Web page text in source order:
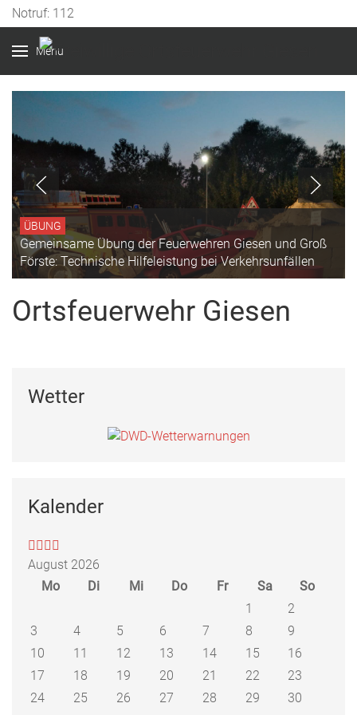
Notruf: 112
Menu
Übung der Feuerwehren Giesen und Groß
Technische Hilfeleistung bei Verkehrsunfällen
Ortsfeuerwehr Giesen
Wetter
Kalender
Jahr
Monat
JahrMonat
August 2026
Mo
Di Mi Do Fr Sa
So
1
2
3
4 5 6 7 8
9
10
11 12 13 14 15
16
17
18 19 20 21 22
23
24
25 26 27 28 29
30